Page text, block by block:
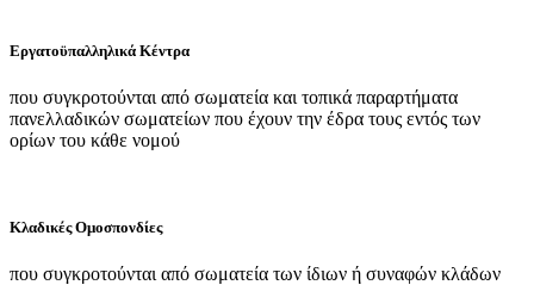
Εργατοϋπαλληλικά Κέντρα
που συγκροτούνται από σωματεία και τοπικά παραρτήματα
πανελλαδικών σωματείων που έχουν την έδρα τους εντός των
ορίων του κάθε νομού
Κλαδικές Ομοσπονδίες
που συγκροτούνται από σωματεία των ίδιων ή συναφών κλάδων